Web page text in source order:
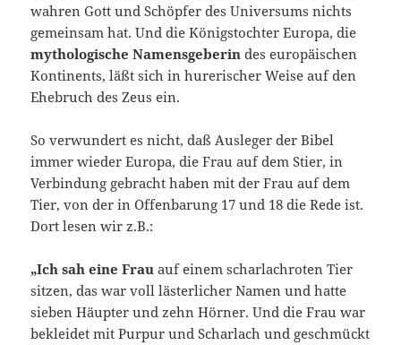
wahren Gott und Schöpfer des Universums nichts
gemeinsam hat. Und die Königstochter Europa, die
mythologische Namensgeberin des europäischen
Kontinents, läßt sich in hurerischer Weise auf den
Ehebruch des Zeus ein.
So verwundert es nicht, daß Ausleger der Bibel
immer wieder Europa, die Frau auf dem Stier, in
Verbindung gebracht haben mit der Frau auf dem
Tier, von der in Offenbarung 17 und 18 die Rede ist.
Dort lesen wir z.B.:
„Ich sah eine Frau auf einem scharlachroten Tier
sitzen, das war voll lästerlicher Namen und hatte
sieben Häupter und zehn Hörner. Und die Frau war
bekleidet mit Purpur und Scharlach und geschmückt